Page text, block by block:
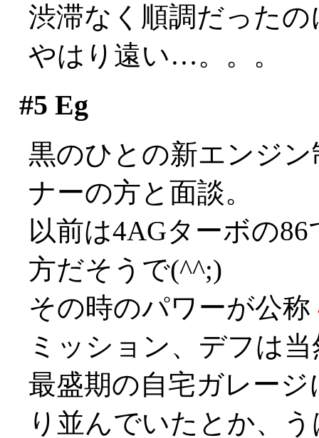
渋滞なく順調だった
やはり遠い…。。。
#5 Eg
黒のひとの新エンジ
ナーの方と面談。
以前は4AGターボの
方だそうで(^^;)
その時のパワーが公称
ミッション、デフは
最盛期の自宅ガレー
り並んでいたとか、